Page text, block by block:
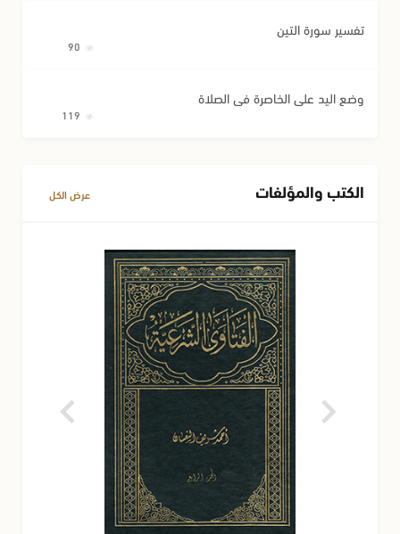
تفسير سورة التين
وضع اليد على الخاصرة في الصلاة
الكتب والمؤلفات عرض الكل